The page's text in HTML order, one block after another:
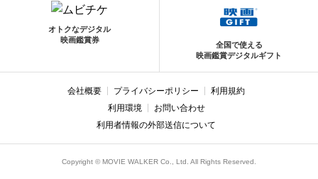
オトクなデジタル
映画鑑賞券
全国で使える
映画鑑賞デジタルギフト
会社概要 プライバシーポリシー
利用規約
利用環境
お問い合わせ
利用者情報の外部送信について
Copyright © MOVIE WALKER Co., Ltd. All Rights Reserved.